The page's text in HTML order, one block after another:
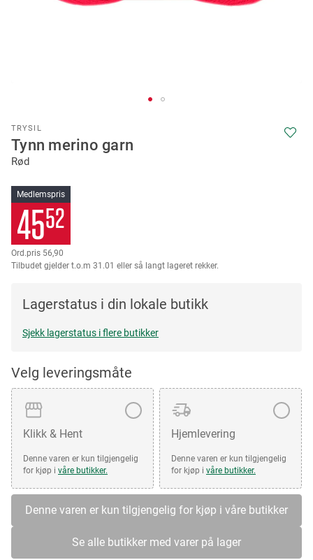
TRYSIL
Tynn merino garn
Rød
Medlemspris
4552
56,90
Tilbudet gjelder t.o.m 31.01 eller så langt lageret rekker.
Lagerstatus i din lokale butikk
Sjekk lagerstatus i flere butikker
Velg leveringsmåte
Klikk & Hent
Denne varen er kun tilgjengelig
for kjøp i våre butikker.
Hjemlevering
Denne varen er kun tilgjengelig
for kjøp i våre butikker.
Denne varen er kun tilgjengelig for kjøp i våre butikker
Se alle butikker med varer på lager
to
the
beginning
the
images
gallery